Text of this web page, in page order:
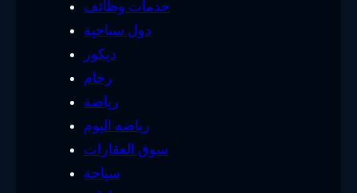
خدمات وظائف
دول سياحية
ديكور
رخام
رياضة
رياضه اليوم
سوق العقارات
سياحة